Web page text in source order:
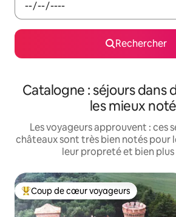
Rechercher
Catalogne : séjours dans
les mieux
Les voyageurs approuvent : ces
châteaux sont très bien notés pour
leur propreté et bien
Coups de cœur voyageurs les plus
Coup de cœur voyageurs